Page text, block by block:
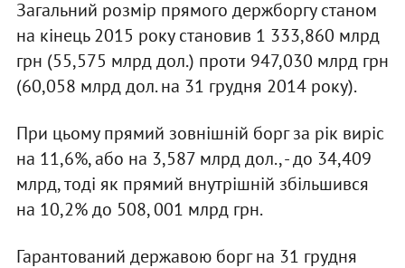
Загальний розмір прямого держборгу станом
на кінець 2015 року становив 1 333,860 млрд
грн (55,575 млрд дол.) проти 947,030 млрд грн
(60,058 млрд дол. на 31 грудня 2014 року).
При цьому прямий зовнішній борг за рік виріс
на 11,6%, або на 3,587 млрд дол., - до 34,409
млрд, тоді як прямий внутрішній збільшився
на 10,2% до 508, 001 млрд грн.
Гарантований державою борг на 31 грудня